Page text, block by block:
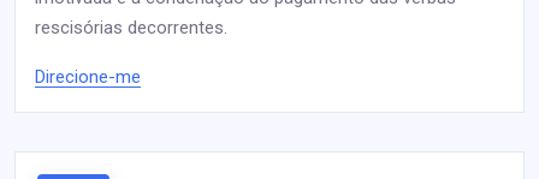
rescisórias decorrentes.
Direcione-me